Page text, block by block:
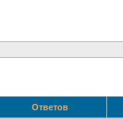
Ответов